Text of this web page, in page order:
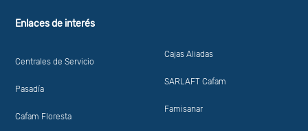
Enlaces de interés
Centrales de Servicio
Pasadía
Cafam Floresta
Cajas Aliadas
SARLAFT Cafam
Famisanar